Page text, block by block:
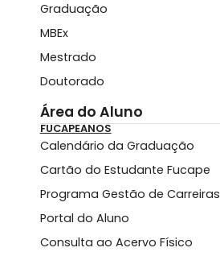
Graduação
MBEx
Mestrado
Doutorado
Área do Aluno
FUCAPEANOS
Calendário da Graduação
Cartão do Estudante Fucape
Programa Gestão de Carreiras
Portal do Aluno
Consulta ao Acervo Físico